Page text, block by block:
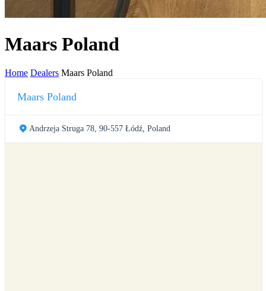
Maars Poland
Home Dealers Maars Poland
Maars Poland
Andrzeja Struga 78, 90-557 Łódź, Poland